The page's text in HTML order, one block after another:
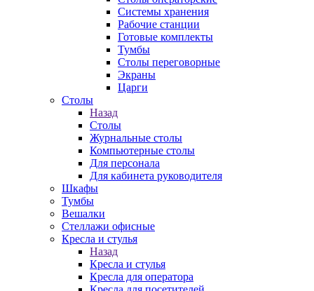
Системы хранения
Рабочие станции
Готовые комплекты
Тумбы
Столы переговорные
Экраны
Царги
Столы
Назад
Столы
Журнальные столы
Компьютерные столы
Для персонала
Для кабинета руководителя
Шкафы
Тумбы
Вешалки
Стеллажи офисные
Кресла и стулья
Назад
Кресла и стулья
Кресла для оператора